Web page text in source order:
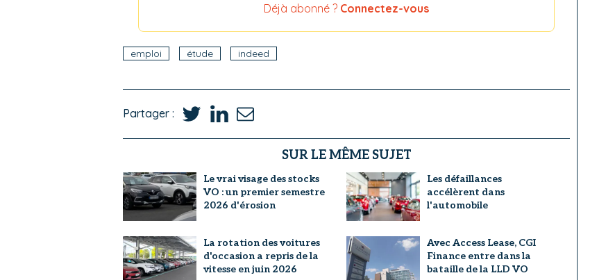
Déjà abonné ? Connectez-vous
emploi étude indeed
Partager :
SUR LE MÊME SUJET
Le vrai visage des stocks
VO : un premier semestre
2026 d'érosion
Les défaillances
accélèrent dans
l'automobile
La rotation des voitures
d'occasion a repris de la
vitesse en juin 2026
Avec Access Lease, CGI
Finance entre dans la
bataille de la LLD VO